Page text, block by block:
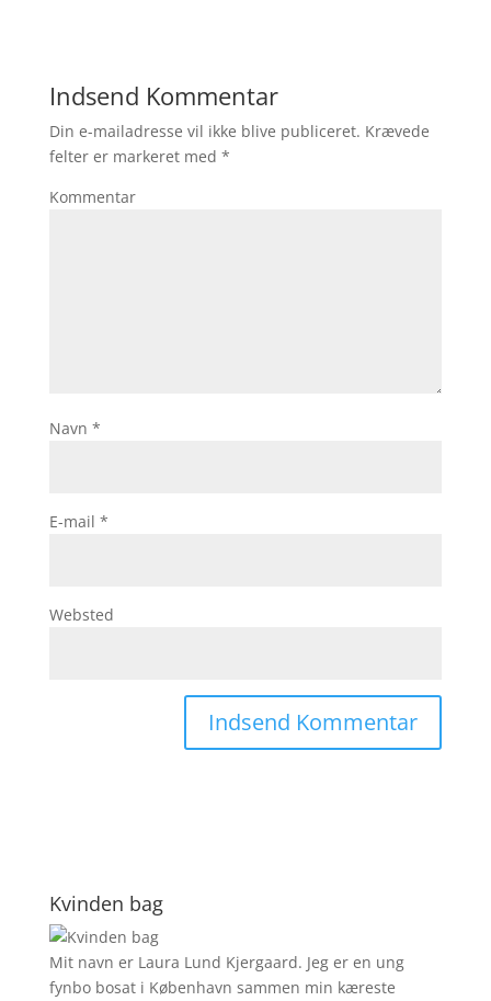
Indsend Kommentar
Din e-mailadresse vil ikke blive publiceret. Krævede
felter er markeret med *
Kommentar
Navn *
E-mail *
Websted
Kvinden bag
Mit navn er Laura Lund Kjergaard. Jeg er en ung
fynbo bosat i København sammen min kæreste